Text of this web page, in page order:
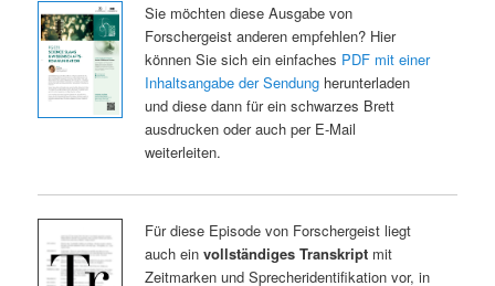
Sie möchten diese Ausgabe von
Forschergeist anderen empfehlen? Hier
können Sie sich ein einfaches PDF mit einer
Inhaltsangabe der Sendungherunterladen
und diese dann für ein schwarzes Brett
ausdrucken oder auch per E-Mail
weiterleiten.
Für diese Episode von Forschergeist liegt
auch ein vollständiges Transkriptmit
Zeitmarken und Sprecheridentifikation vor, in